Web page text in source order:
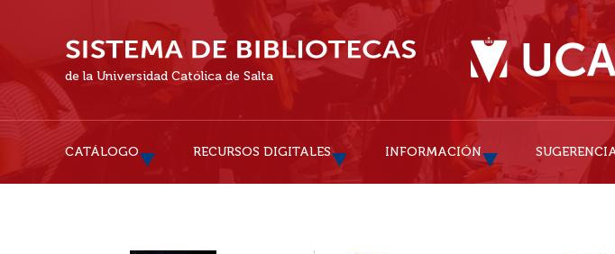
de la Universidad Católica de Salta
CATÁLOGO RECURSOS DIGITALES INFORMACIÓN